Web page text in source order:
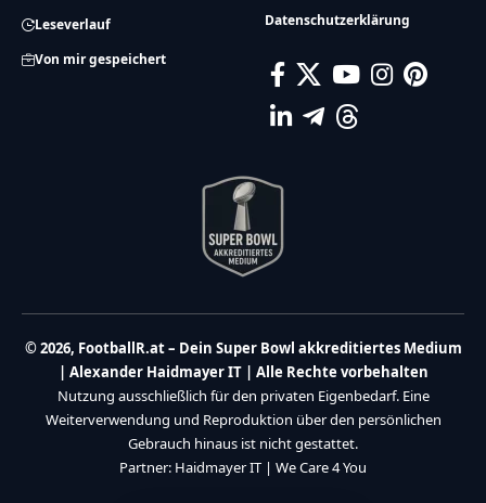
Leseverlauf
Von mir gespeichert
Datenschutzerklärung
© 2026, FootballR.at – Dein Super Bowl akkreditiertes Medium
| Alexander Haidmayer IT | Alle Rechte vorbehalten
Nutzung ausschließlich für den privaten Eigenbedarf. Eine
Weiterverwendung und Reproduktion über den persönlichen
Gebrauch hinaus ist nicht gestattet.
Partner: Haidmayer IT | We Care 4 You